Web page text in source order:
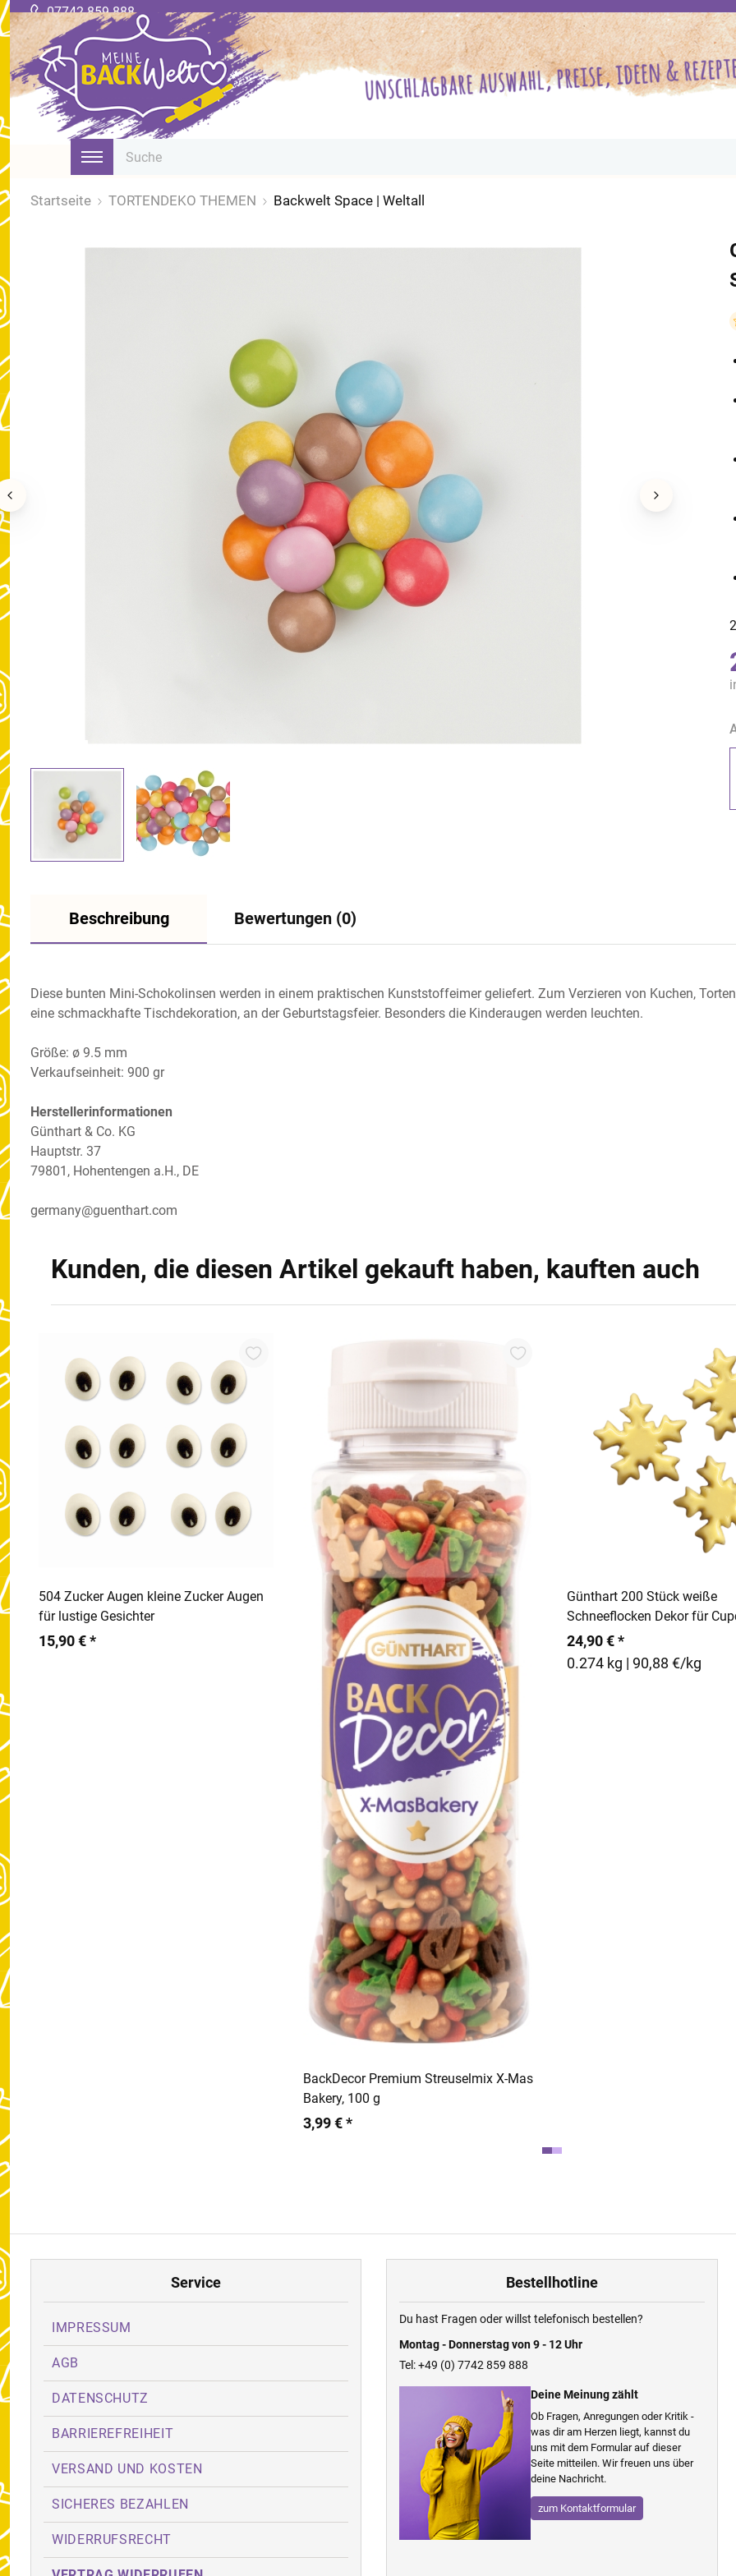
07742 859 888
Startseite TORTENDEKO THEMEN Backwelt Space | Weltall
Beschreibung Bewertungen (0)
Diese bunten Mini-Schokolinsen werden in einem praktischen Kunststoffeimer geliefert. Zum Verzieren von Kuchen,
eine schmackhafte Tischdekoration, an der Geburtstagsfeier. Besonders die Kinderaugen werden leuchten.
Größe: ø 9.5 mm
Verkaufseinheit: 900 gr
Herstellerinformationen
Günthart & Co. KG
Hauptstr. 37
79801, Hohentengen a.H., DE
germany@guenthart.com
Kunden, die diesen Artikel gekauft haben, kauften auch
504 Zucker Augen kleine Zucker Augen
für lustige Gesichter
15,90 € *
In den Warenkorb
BackDecor Premium Streuselmix X-Mas
Bakery, 100 g
3,99 € *
In den Warenkorb
Günthart 200 Stück weiße
Schneeflocken Dekor für
Plätzchen Winterdeko
24,90 € *
0.274 kg | 90,88 €/kg
Service
IMPRESSUM
AGB
DATENSCHUTZ
BARRIEREFREIHEIT
VERSAND UND KOSTEN
SICHERES BEZAHLEN
WIDERRUFSRECHT
Bestellhotline
Du hast Fragen oder willst telefonisch bestellen?
Montag - Donnerstag von 9 - 12 Uhr
Tel: +49 (0) 7742 859 888
Deine Meinung zählt
Ob Fragen, Anregungen oder Kritik -
was dir am Herzen liegt, kannst du
uns mit dem Formular auf dieser
Seite mitteilen. Wir freuen uns über
deine Nachricht.
zum Kontaktformular